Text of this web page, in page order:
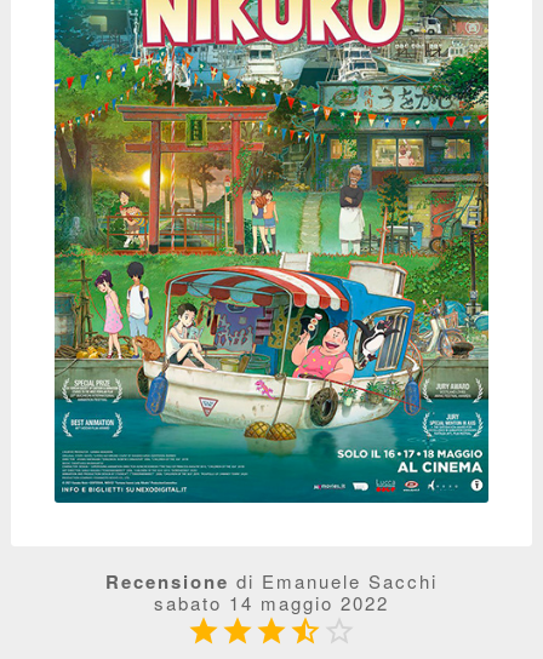
Recensione di Emanuele Sacchi
sabato 14 maggio 2022
 